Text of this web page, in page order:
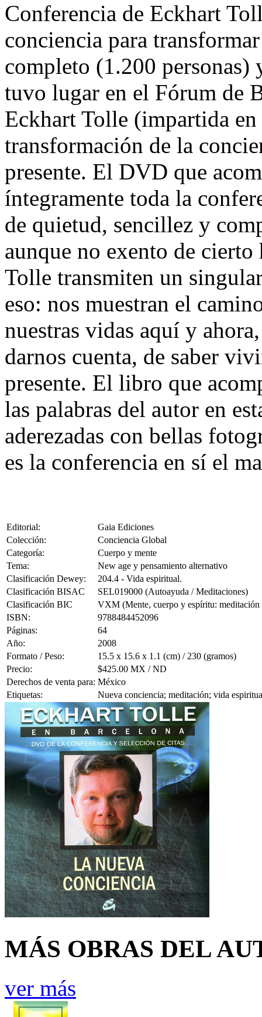
Conferencia de Eckhart
conciencia para
completo (1.200 personas)
tuvo lugar en el Fórum de
Eckhart Tolle (impartida
transformación de la
presente. El DVD que
íntegramente toda la
de quietud, sencillez y
aunque no exento de
Tolle transmiten un
eso: nos muestran el
nuestras vidas aquí y
darnos cuenta, de saber
presente. El libro que
las palabras del autor en
aderezadas con bellas
es la conferencia en sí el
Editorial:
Gaia Ediciones
Colección:
Conciencia Global
Categoría:
Cuerpo y mente
Tema:
New age y pensamiento alternativo
Clasificación Dewey:
204.4 - Vida espiritual.
Clasificación BISAC
SEL019000 (Autoayuda / Meditaciones)
Clasificación BIC
VXM (Mente, cuerpo y espíritu:
ISBN:
9788484452096
Páginas:
64
Año:
2008
Formato / Peso:
15.5 x 15.6 x 1.1 (cm) / 230 (gramos)
Precio:
$425.00 MX / ND
Derechos de venta para: México
Etiquetas:
Nueva conciencia; meditación; vida
MÁS OBRAS DEL
ver más